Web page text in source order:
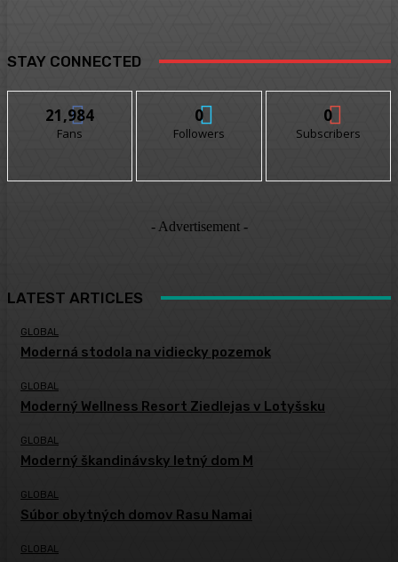
STAY CONNECTED
21,984
Fans
0
Followers
0
Subscribers
- Advertisement -
LATEST ARTICLES
GLOBAL
Moderná stodola na vidiecky pozemok
GLOBAL
Moderný Wellness Resort Ziedlejas v Lotyšsku
GLOBAL
Moderný škandinávsky letný dom M
GLOBAL
Súbor obytných domov Rasu Namai
GLOBAL